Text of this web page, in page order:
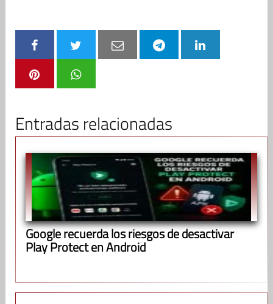
Entradas relacionadas
Google recuerda los riesgos de desactivar
Play Protect en Android